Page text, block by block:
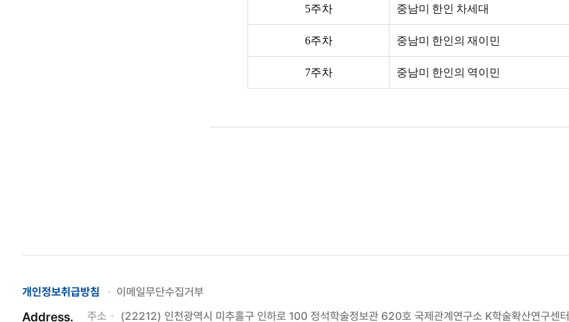
5주차 중남미 한인 차세대
6주차 중남미 한인의 재이민
7주차 중남미 한인의 역이민
개인정보취급방침 이메일무단수집거부
Address. 주소 (22212) 인천광역시 미추홀구 인하로 100 정석학술정보관 620호 국제관계연구소 K학술확산연구센터